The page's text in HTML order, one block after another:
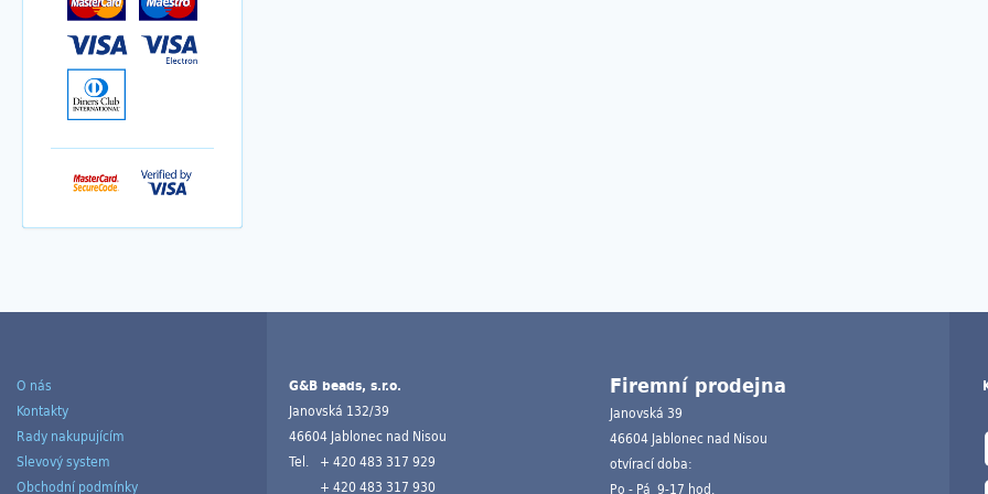
O nás
Kontakty
Rady nakupujícím
Slevový system
Obchodní podmínky
G&B beads, s.r.o.
Janovská 132/39
46604 Jablonec nad Nisou
Tel.
+ 420 483 317 929
+ 420 483 317 930
Firemní prodejna
Janovská 39
46604 Jablonec nad Nisou
otvírací doba:
Po - Pá 9-17 hod.